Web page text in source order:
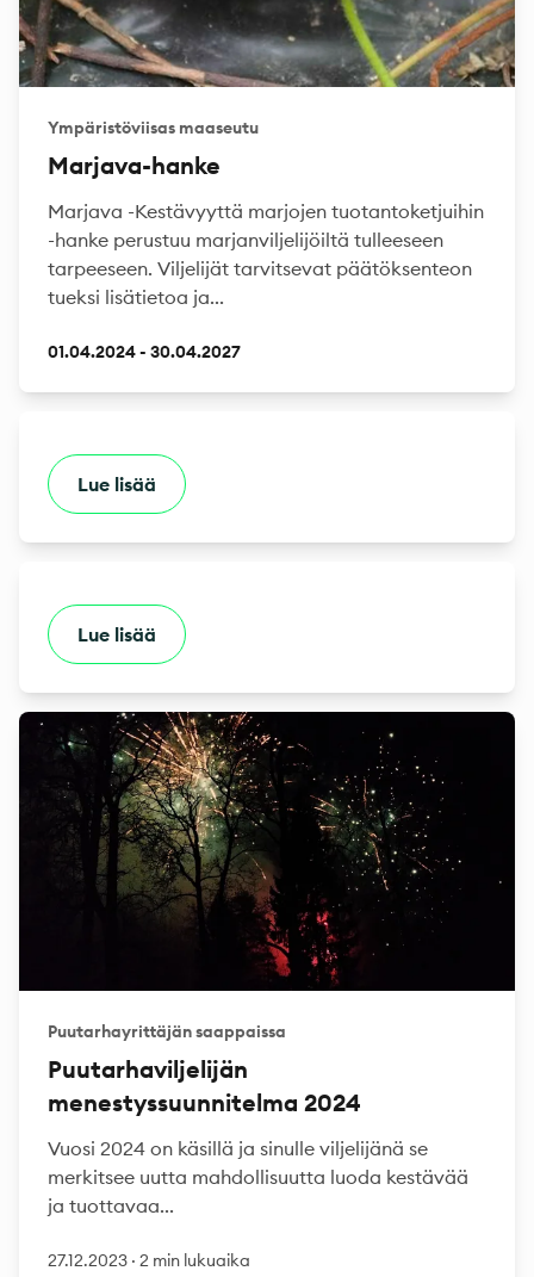
Ympäristöviisas maaseutu
Marjava-hanke
Marjava -Kestävyyttä marjojen tuotantoketjuihin
-hanke perustuu marjanviljelijöiltä tulleeseen
tarpeeseen. Viljelijät tarvitsevat päätöksenteon
tueksi lisätietoa ja...
01.04.2024 - 30.04.2027
Lue lisää
Lue lisää
Puutarhayrittäjän saappaissa
Puutarhaviljelijän
menestyssuunnitelma 2024
Vuosi 2024 on käsillä ja sinulle viljelijänä se
merkitsee uutta mahdollisuutta luoda kestävää
ja tuottavaa...
27.12.2023 · 2 min lukuaika